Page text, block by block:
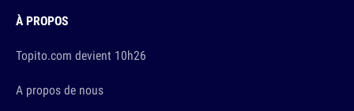
À PROPOS
Topito.com devient 10h26
A propos de nous